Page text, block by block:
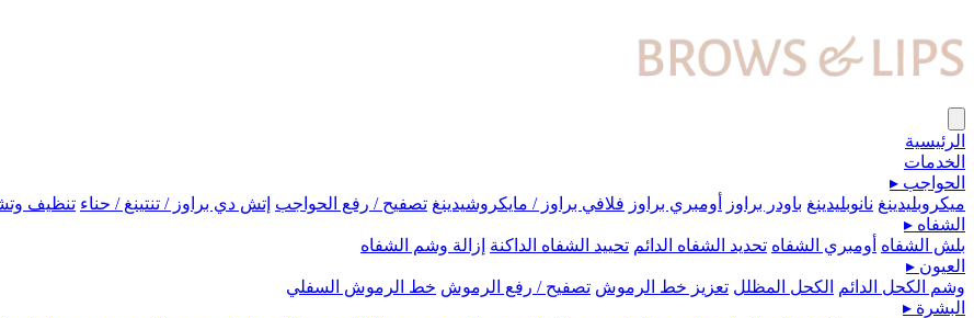
الرئيسية
الخدمات
الحواجب ▸
ميكروبلیدينغ نانوبليدينغ باودر براوز أومبري براوز فلافي براوز / مايكروشيدينغ تصفيح / رفع الحواجب إتش دي براوز / تنتينغ / حناء تنظيف
الشفاه ▸
بلش الشفاه أومبري الشفاه تحديد الشفاه الدائم تحييد الشفاه الداكنة إزالة وشم الشفاه
العيون ▸
وشم الكحل الدائم
الكحل المظلل تعزيز خط الرموش تصفيح / رفع الرموش خط الرموش السفلي
البشرة ▸